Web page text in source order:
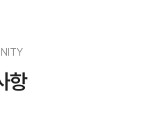
항